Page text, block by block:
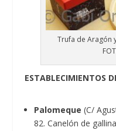
Trufa de Aragón
ESTABLECIMIENTOS
Palomeque (C/
82. Canelón de